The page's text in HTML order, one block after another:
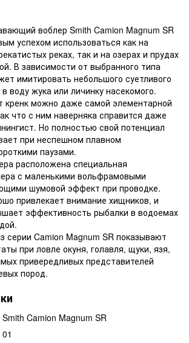
воблер Smith Camion Magnum SR
успехом использоваться как на
реках, так и на озерах и прудах
В зависимости от выбранного типа
имитировать небольшого суетливого
воду жука или личинку насекомого.
кренк можно даже самой элементарной
что с ним наверняка справится даже
Но полностью свой потенциал
при неспешном плавном
паузами.
расположена специальная
с маленькими вольфрамовыми
шумовой эффект при проводке.
привлекает внимание хищников, и
эффективность рыбалки в водоемах
серии Camion Magnum SR показывают
при ловле окуня, голавля, щуки, язя,
привередливых представителей
пород.
Smith Camion Magnum SR
01